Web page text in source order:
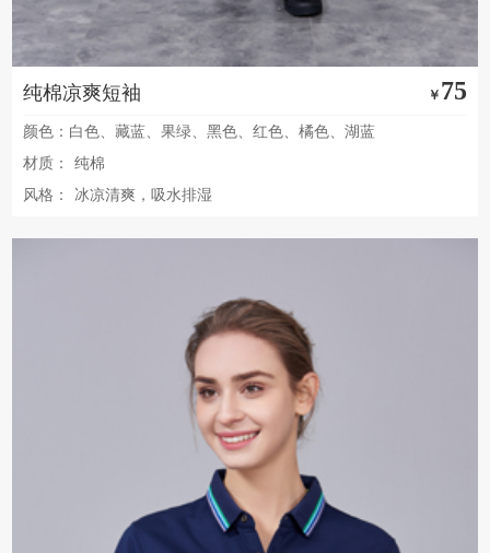
纯棉凉爽短袖 ￥ 75
颜色：白色、藏蓝、果绿、黑色、红色、橘色、湖蓝
材质：
纯棉
风格：
冰凉清爽，吸水排湿